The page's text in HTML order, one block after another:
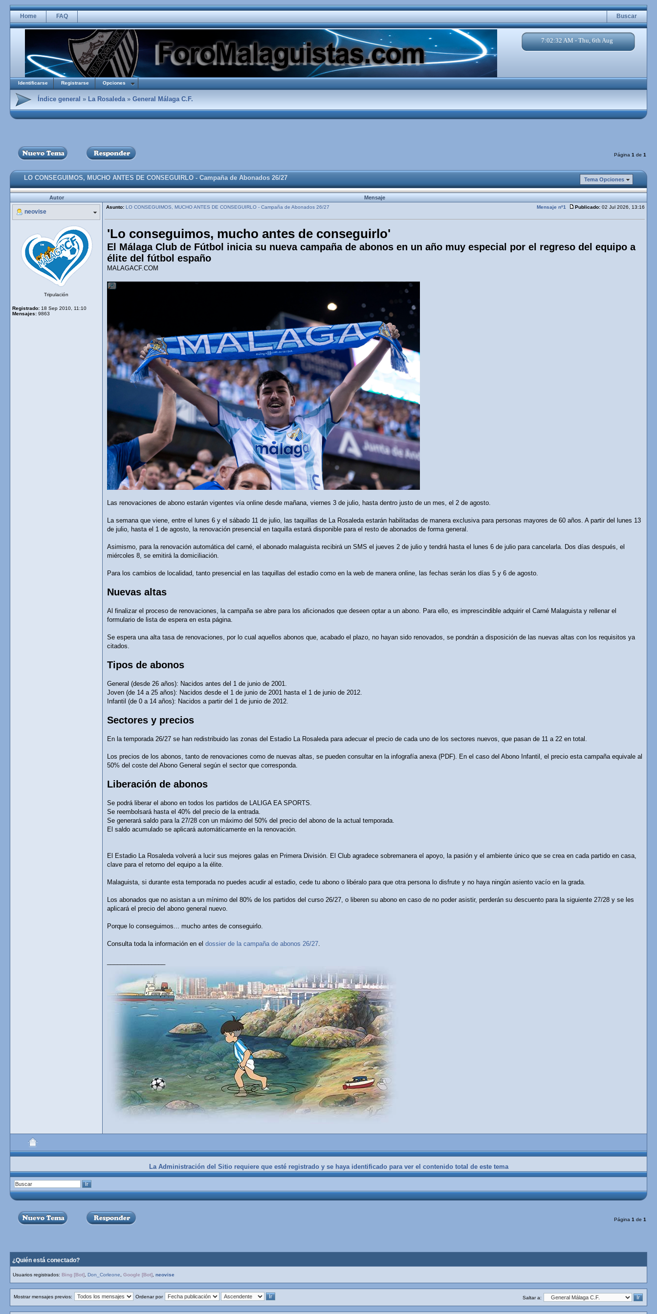
Home FAQ Buscar
7:02:33 AM - Thu, 6th Aug
Identificarse Registrarse Opciones
Índice general » La Rosaleda» General Málaga C.F.
Página 1 de 1
LO CONSEGUIMOS, MUCHO ANTES DE CONSEGUIRLO - Campaña de Abonados 26/27 Tema Opciones
Autor Mensaje
neovise
Asunto: LO CONSEGUIMOS, MUCHO ANTES DE CONSEGUIRLO - Campaña de Abonados 26/27 Mensaje nº1 Publicado: 02 Jul 2026, 13:16
Tripulación
Registrado: 18 Sep 2010, 11:10
Mensajes: 9863
'Lo conseguimos, mucho antes de conseguirlo'
El Málaga Club de Fútbol inicia su nueva campaña de abonos en un año muy especial por el regreso del equipo a
élite del fútbol españo
MALAGACF.COM
Las renovaciones de abono estarán vigentes vía online desde mañana, viernes 3 de julio, hasta dentro justo de un mes, el 2 de agosto.
La semana que viene, entre el lunes 6 y el sábado 11 de julio, las taquillas de La Rosaleda estarán habilitadas de manera exclusiva para personas mayores de 60 años. A partir del lunes 13
de julio, hasta el 1 de agosto, la renovación presencial en taquilla estará disponible para el resto de abonados de forma general.
Asimismo, para la renovación automática del carné, el abonado malaguista recibirá un SMS el jueves 2 de julio y tendrá hasta el lunes 6 de julio para cancelarla. Dos días después, el
miércoles 8, se emitirá la domiciliación.
Para los cambios de localidad, tanto presencial en las taquillas del estadio como en la web de manera online, las fechas serán los días 5 y 6 de agosto.
Nuevas altas
Al finalizar el proceso de renovaciones, la campaña se abre para los aficionados que deseen optar a un abono. Para ello, es imprescindible adquirir el Carné Malaguista y rellenar el
formulario de lista de espera en esta página.
Se espera una alta tasa de renovaciones, por lo cual aquellos abonos que, acabado el plazo, no hayan sido renovados, se pondrán a disposición de las nuevas altas con los requisitos ya
citados.
Tipos de abonos
General (desde 26 años): Nacidos antes del 1 de junio de 2001.
Joven (de 14 a 25 años): Nacidos desde el 1 de junio de 2001 hasta el 1 de junio de 2012.
Infantil (de 0 a 14 años): Nacidos a partir del 1 de junio de 2012.
Sectores y precios
En la temporada 26/27 se han redistribuido las zonas del Estadio La Rosaleda para adecuar el precio de cada uno de los sectores nuevos, que pasan de 11 a 22 en total.
Los precios de los abonos, tanto de renovaciones como de nuevas altas, se pueden consultar en la infografía anexa (PDF). En el caso del Abono Infantil, el precio esta campaña equivale al
50% del coste del Abono General según el sector que corresponda.
Liberación de abonos
Se podrá liberar el abono en todos los partidos de LALIGA EA SPORTS.
Se reembolsará hasta el 40% del precio de la entrada.
Se generará saldo para la 27/28 con un máximo del 50% del precio del abono de la actual temporada.
El saldo acumulado se aplicará automáticamente en la renovación.
El Estadio La Rosaleda volverá a lucir sus mejores galas en Primera División. El Club agradece sobremanera el apoyo, la pasión y el ambiente único que se crea en cada partido en casa,
clave para el retorno del equipo a la élite.
Malaguista, si durante esta temporada no puedes acudir al estadio, cede tu abono o libéralo para que otra persona lo disfrute y no haya ningún asiento vacío en la grada.
Los abonados que no asistan a un mínimo del 80% de los partidos del curso 26/27, o liberen su abono en caso de no poder asistir, perderán su descuento para la siguiente 27/28 y se les
aplicará el precio del abono general nuevo.
Porque lo conseguimos... mucho antes de conseguirlo.
Consulta toda la información en el dossier de la campaña de abonos 26/27
La Administración del Sitio requiere que esté registrado y se haya identificado para ver el contenido total de este tema
Página 1 de 1
¿Quién está conectado?
Usuarios registrados: Bing [Bot] Don_Corleone Google [Bot] neovise
Mostrar mensajes previos: Ordenar por Saltar a: